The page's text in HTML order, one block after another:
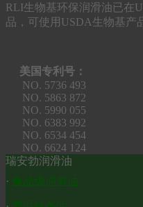
RLI生物基环保润滑油已在
品，可使用USDA生物基产
美国专利号：
NO. 5736 493
NO. 5863 872
NO. 5990 055
NO. 6383 992
NO. 6534 454
NO. 6624 124
瑞安勃润滑油
· 食品级润滑油